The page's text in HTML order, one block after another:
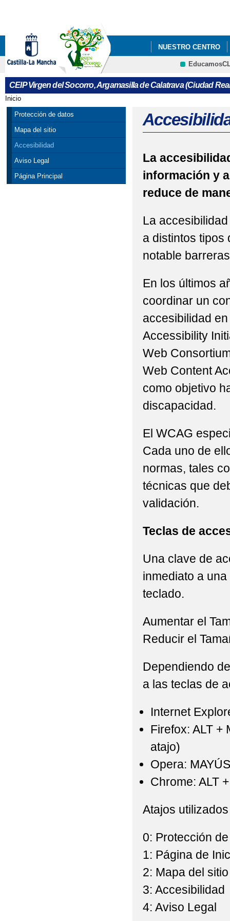
NUESTRO CENTRO
BLOG DE LA
CRFP
CEIP Virgen del Socorro, Argamasilla de Calatrava (Ciudad
Se encuentra usted aquí
Inicio
Protección de datos
Mapa del sitio
Accesibilidad
Aviso Legal
Página Principal
La
información y
reduce de
La
a distintos tipos
notable
En los últimos
coordinar un
accesibilidad
Accessibility
Web
Web Content
como objetivo
discapacidad.
El WCAG
Cada uno de
normas, tales
técnicas que
validación.
Teclas de
Una clave de
inmediato a
teclado.
Aumentar el
Reducir el
Dependiendo
a las teclas de
Internet
Firefox: ALT +
atajo)
Opera:
Chrome: ALT
Atajos
0: Protección
1: Página de
2: Mapa del sitio
3: Accesibilidad
4: Aviso Legal